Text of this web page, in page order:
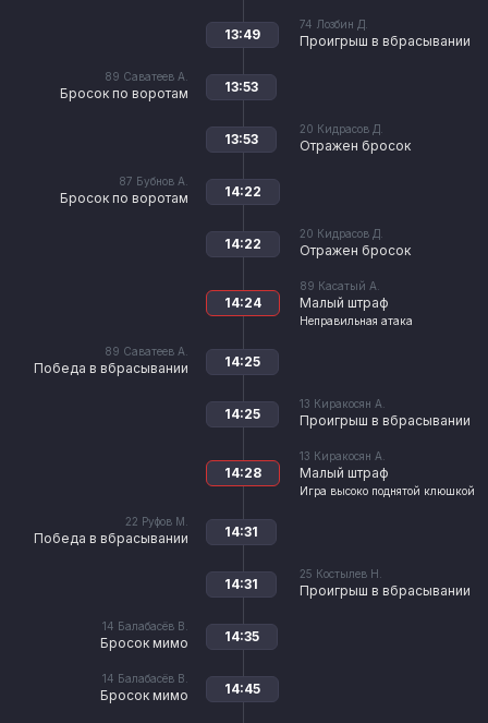
74 Лозбин Д.
Проигрыш в вбрасывании
13:49
89 Саватеев А.
Бросок по воротам 13:53
20 Кидрасов Д.
Отражен бросок
13:53
87 Бубнов А.
Бросок по воротам 14:22
20 Кидрасов Д.
Отражен бросок
14:22
89 Касатый А.
Малый штраф
Неправильная атака
14:24
89 Саватеев А.
Победа в вбрасывании 14:25
13 Киракосян А.
Проигрыш в вбрасывании
14:25
13 Киракосян А.
Малый штраф
Игра высоко поднятой клюшкой
14:28
22 Руфов М.
Победа в вбрасывании 14:31
25 Костылев Н.
Проигрыш в вбрасывании
14:31
14 Балабасёв В.
Бросок мимо 14:35
14 Балабасёв В.
Бросок мимо 14:45